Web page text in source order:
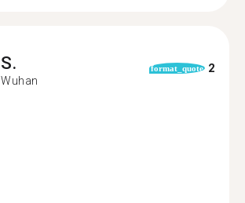
S.
Wuhan
format_quote 2